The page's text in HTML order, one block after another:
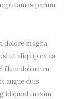
putamus parum
dolore magna
ut aliquip ex ea
illum dolore eu
augue duis
id quod mazim